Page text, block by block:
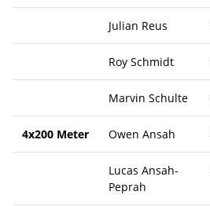
Julian Reus
Roy Schmidt
Marvin Schulte
4x200 Meter Owen Ansah
Lucas Ansah-
Peprah